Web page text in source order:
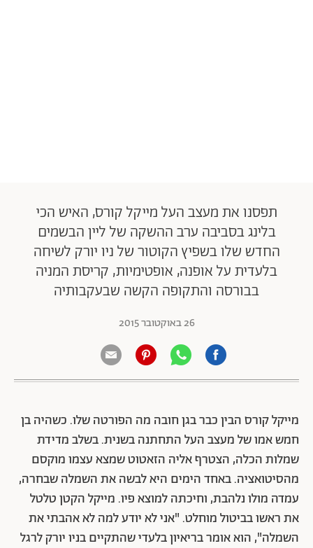
תפסנו את מעצב העל מייקל קורס, האיש הכי
בלינג בסביבה ערב ההשקה של ליין הבשמים
החדש שלו בשפיץ הקוטור של ניו יורק לשיחה
בלעדית על אופנה, אופטימיות, קריסת המניה
בבורסה והתקופה הקשה שבעקבותיה
26 באוקטובר 2015
מייקל קורס הבין כבר בגן חובה מה הפורטה שלו. כשהיה בן
חמש אמו של מעצב העל התחתנה בשנית. בשלב מדידת
שמלות הכלה, הצטרף אליה הזאטוט שמצא עצמו מוקסם
מהסיטואציה. באחד הימים היא לבשה את השמלה שבחרה,
עמדה מולו נלהבת, וחיכתה למוצא פיו. מייקל הקטן טלטל
את ראשו בביטול מוחלט. "אני לא יודע למה לא אהבתי את
השמלה", הוא אומר בריאיון בלעדי שהתקיים בניו יורק לרגל